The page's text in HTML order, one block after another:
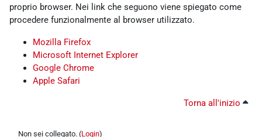
proprio browser. Nei link che seguono viene spiegato come
procedere funzionalmente al browser utilizzato.
Mozilla Firefox
Microsoft Internet Explorer
Google Chrome
Apple Safari
Torna all'inizio
Non sei collegato. (Login)